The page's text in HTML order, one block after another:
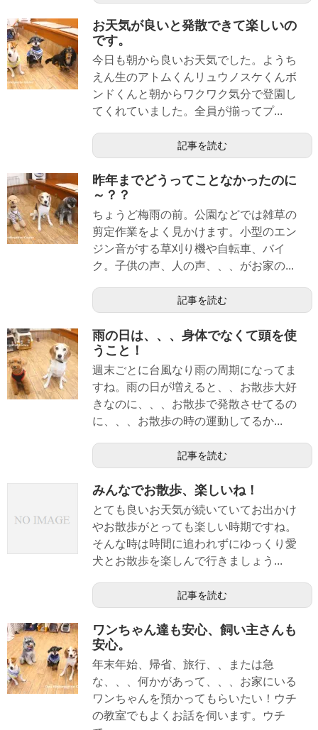
お天気が良いと発散できて楽しいの
です。
今日も朝から良いお天気でした。ようち
えん生のアトムくんリュウノスケくんボ
ンドくんと朝からワクワク気分で登園し
てくれていました。全員が揃ってプ...
記事を読む
昨年までどうってことなかったのに
～？？
ちょうど梅雨の前。公園などでは雑草の
剪定作業をよく見かけます。小型のエン
ジン音がする草刈り機や自転車、バイ
ク。子供の声、人の声、、、がお家の...
記事を読む
雨の日は、、、身体でなくて頭を使
うこと！
週末ごとに台風なり雨の周期になってま
すね。雨の日が増えると、、お散歩大好
きなのに、、、お散歩で発散させてるの
に、、、お散歩の時の運動してるか...
記事を読む
みんなでお散歩、楽しいね！
とても良いお天気が続いていてお出かけ
やお散歩がとっても楽しい時期ですね。
そんな時は時間に追われずにゆっくり愛
犬とお散歩を楽しんで行きましょう...
記事を読む
ワンちゃん達も安心、飼い主さんも
安心。
年末年始、帰省、旅行、、または急
な、、、何かがあって、、、お家にいる
ワンちゃんを預かってもらいたい！ウチ
の教室でもよくお話を伺います。ウチ